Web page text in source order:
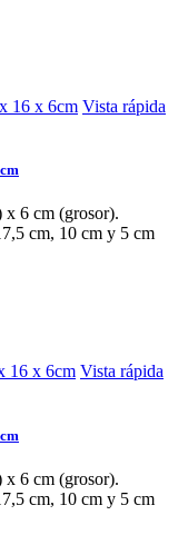
Vista rápida
x 6 cm (grosor).
cm, 10 cm y 5 cm
Vista rápida
x 6 cm (grosor).
cm, 10 cm y 5 cm